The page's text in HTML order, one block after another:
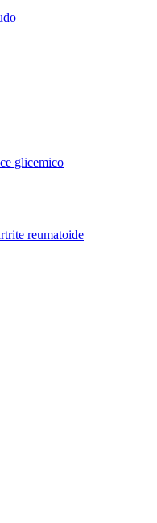
glicemico
reumatoide